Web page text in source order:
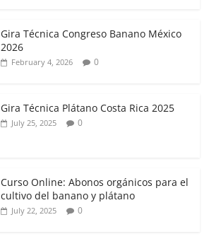
Gira Técnica Congreso Banano México
2026
February 4, 2026 0
Gira Técnica Plátano Costa Rica 2025
July 25, 2025 0
Curso Online: Abonos orgánicos para el
cultivo del banano y plátano
July 22, 2025 0